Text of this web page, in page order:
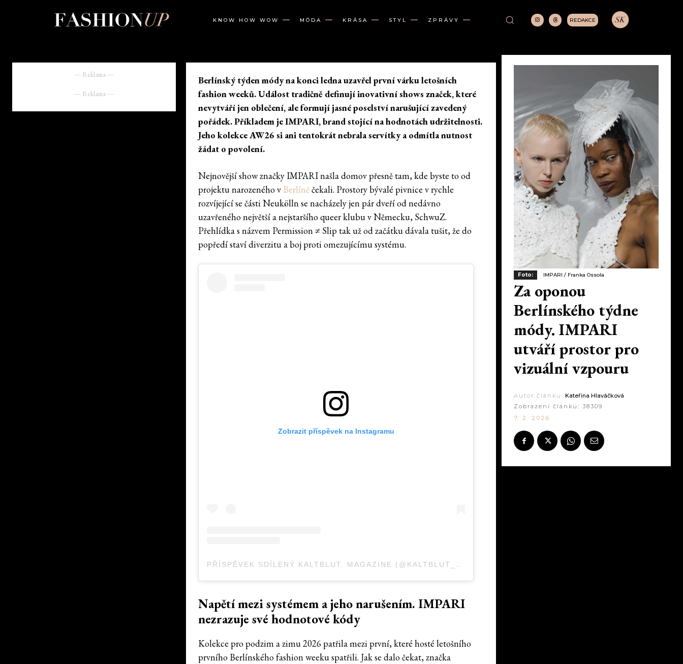
KNOW HOW WOW MÓDA KRÁSA STYL ZPRÁVY REDAKCE
― Reklama ―
― Reklama ―
Berlínský týden módy na konci ledna uzavřel první várku letošních
fashion weeků. Událost tradičně definují inovativní shows značek, které
nevytváří jen oblečení, ale formují jasné poselství narušující zavedený
pořádek. Příkladem je IMPARI, brand stojící na hodnotách udržitelnosti.
Jeho kolekce AW26 si ani tentokrát nebrala servítky a odmítla nutnost
žádat o povolení.
Nejnovější show značky IMPARI našla domov přesně tam, kde byste to od
projektu narozeného v Berlíněčekali. Prostory bývalé pivnice v rychle
rozvíjející se části Neukölln se nacházely jen pár dveří od nedávno
uzavřeného největší a nejstaršího queer klubu v Německu, SchwuZ.
Přehlídka s názvem Permission ≠ Slip tak už od začátku dávala tušit, že do
popředí staví diverzitu a boj proti omezujícímu systému.
Zobrazit příspěvek na Instagramu
PŘÍSPĚVEK SDÍLENÝ KALTBLUT. MAGAZINE (@KALTBLUT_MAGAZINE)
Napětí mezi systémem a jeho narušením. IMPARI
nezrazuje své hodnotové kódy
Kolekce pro podzim a zimu 2026 patřila mezi první, které hosté letošního
prvního Berlínského fashion weeku spatřili. Jak se dalo čekat, značka
Foto: IMPARI / Franka Ossola
Za oponou
Berlínského týdne
módy. IMPARI
utváří prostor pro
vizuální vzpouru
Autor článku: Kateřina Hlaváčková
Zobrazení článku: 38309
7. 2. 2026